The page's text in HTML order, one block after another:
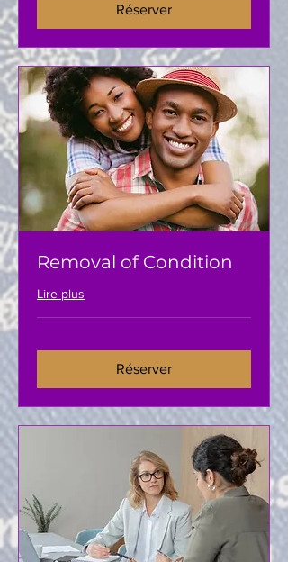
Réserver
Removal of Condition
Lire plus
Réserver